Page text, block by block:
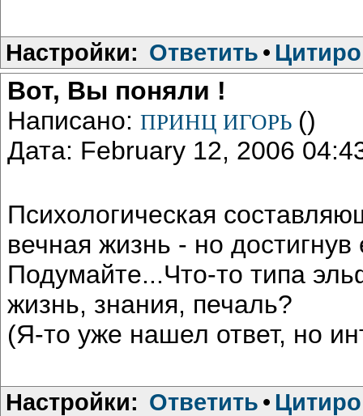
Настройки: Ответить •
Вот, Вы поняли !
Написано: ПРИНЦ ИГОРЬ ()
Дата: February 12, 2006
Психологическая
вечная жизнь - но
Подумайте...Что-то типа
жизнь, знания, печаль?
(Я-то уже нашел ответ, но
Настройки: Ответить •